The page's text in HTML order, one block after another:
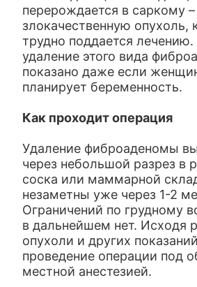
перерождается в саркому –
злокачественную опухоль,
трудно поддается
удаление этого вида
показано даже если
планирует беременность.
Как проходит операция
Удаление фиброаденомы
через небольшой разрез в
соска или маммарной
незаметны уже через 1-2
Ограничений по грудному
в дальнейшем нет. Исходя
опухоли и других
проведение операции под
местной анестезией.